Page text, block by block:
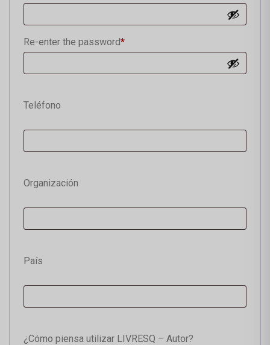
Re-enter the password*
Teléfono
Organización
País
¿Cómo piensa utilizar LIVRESQ – Autor?